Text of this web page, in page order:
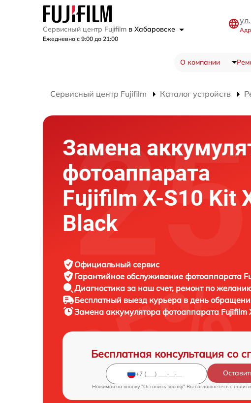
Сервисный центр Fujifilm в Хабаровске
Ежедневно с 9:00 до 21:00
О компании
Сервисный центр Fujifilm Каталог устройств
Замена
фотоаппарата
Fujifilm X-S10 Kit
Black
Официальный сервис
Гарантийное обслуживание фотоаппарата
Диагностика за наш счет, ремонт по
Бесплатный выезд курьера в день
Замена аккумулятора фотоаппарата Fujifilm
Бесплатная консультация со
Нажимая на кнопку "Оставить заявку" Вы соглашаетесь c